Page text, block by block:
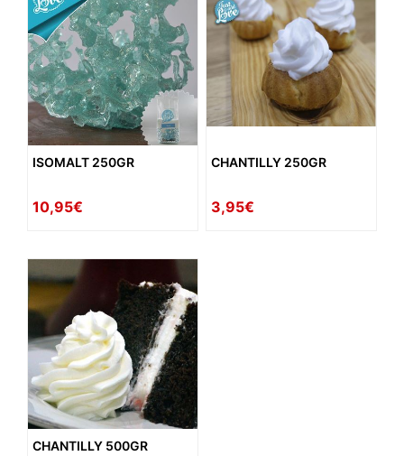
ISOMALT 250GR
10,95€
CHANTILLY 250GR
3,95€
CHANTILLY 500GR